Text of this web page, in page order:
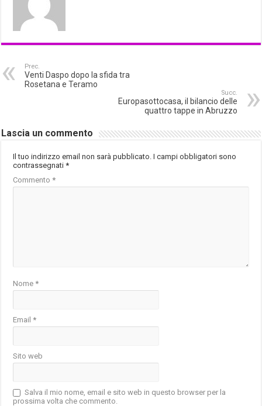
Prec.
Venti Daspo dopo la sfida tra
Rosetana e Teramo
Succ.
Europasottocasa, il bilancio delle
quattro tappe in Abruzzo
Lascia un commento
Il tuo indirizzo email non sarà pubblicato. I campi obbligatori sono
contrassegnati*
Commento*
Nome*
Email*
Sito web
Salva il mio nome, email e sito web in questo browser per la
prossima volta che commento.